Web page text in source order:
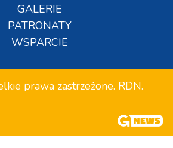
GALERIE
PATRONATY
WSPARCIE
prawa zastrzeżone. RDN.